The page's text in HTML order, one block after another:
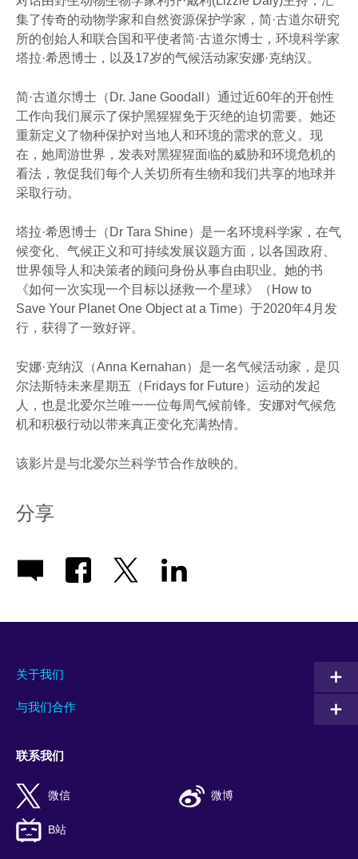
集了传奇的动物学家和自然资源保护学家，简·古道尔研究
所的创始人和联合国和平使者简·古道尔博士，环境科学家
塔拉·希恩博士，以及17岁的气候活动家安娜·克纳汉。
简·古道尔博士（Dr. Jane Goodall）通过近60年的开创性
工作向我们展示了保护黑猩猩免于灭绝的迫切需要。她还
重新定义了物种保护对当地人和环境的需求的意义。现
在，她周游世界，发表对黑猩猩面临的威胁和环境危机的
看法，敦促我们每个人关切所有生物和我们共享的地球并
采取行动。
塔拉·希恩博士（Dr Tara Shine）是一名环境科学家，在气
候变化、气候正义和可持续发展议题方面，以各国政府、
世界领导人和决策者的顾问身份从事自由职业。她的书
《如何一次实现一个目标以拯救一个星球》（How to
Save Your Planet One Object at a Time）于2020年4月发
行，获得了一致好评。
安娜·克纳汉（Anna Kernahan）是一名气候活动家，是贝
尔法斯特未来星期五（Fridays for Future）运动的发起
人，也是北爱尔兰唯一一位每周气候前锋。安娜对气候危
机和积极行动以带来真正变化充满热情。
该影片是与北爱尔兰科学节合作放映的。
分享
关于我们
与我们合作
联系我们
微信 微博
B站